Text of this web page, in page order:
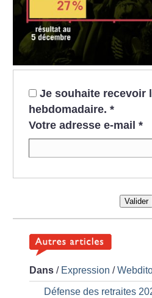
Je souhaite recevoir
hebdomadaire. *
Votre adresse e-mail *
Valider
Dans / Expression /
Défense des retraites